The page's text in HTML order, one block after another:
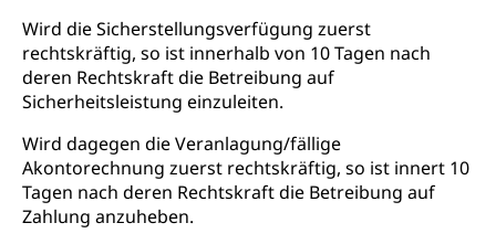
Wird die Sicherstellungsverfügung zuerst
rechtskräftig, so ist innerhalb von 10 Tagen nach
deren Rechtskraft die Betreibung auf
Sicherheitsleistung einzuleiten.
Wird dagegen die Veranlagung/fällige
Akontorechnung zuerst rechtskräftig, so ist innert 10
Tagen nach deren Rechtskraft die Betreibung auf
Zahlung anzuheben.